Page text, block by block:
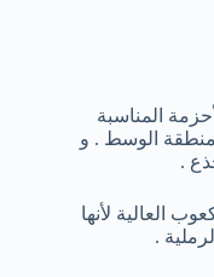
المناسبة
منطقة الوسط . و
.
العالية لأنها
.